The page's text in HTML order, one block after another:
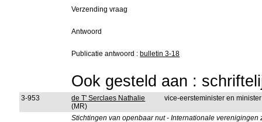
Verzending vraag
Antwoord
Publicatie antwoord : bulletin 3-18
Ook gesteld aan :
3-953
de T' Serclaes Nathalie
(MR)
vice-eersteminister en
Stichtingen van openbaar nut - Internationale